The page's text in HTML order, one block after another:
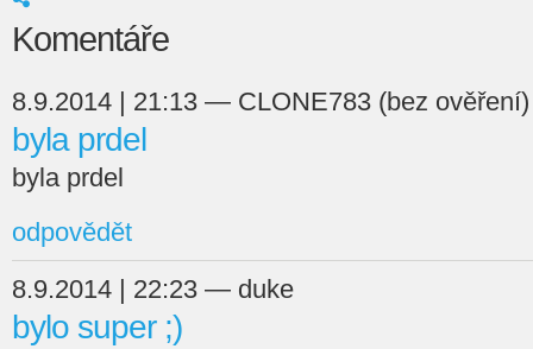
Komentáře
8.9.2014 | 21:13 — CLONE783 (bez ověření)
byla prdel
byla prdel
odpovědět
8.9.2014 | 22:23 — duke
bylo super ;)